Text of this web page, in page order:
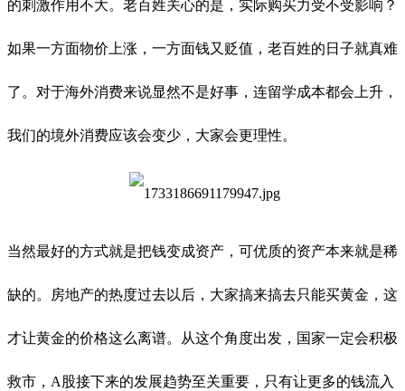
的刺激作用不大。老百姓关心的是，实际购买力受不受影响？
如果一方面物价上涨，一方面钱又贬值，老百姓的日子就真难
了。对于海外消费来说显然不是好事，连留学成本都会上升，
我们的境外消费应该会变少，大家会更理性。
当然最好的方式就是把钱变成资产，可优质的资产本来就是稀
缺的。房地产的热度过去以后，大家搞来搞去只能买黄金，这
才让黄金的价格这么离谱。从这个角度出发，国家一定会积极
救市，A股接下来的发展趋势至关重要，只有让更多的钱流入